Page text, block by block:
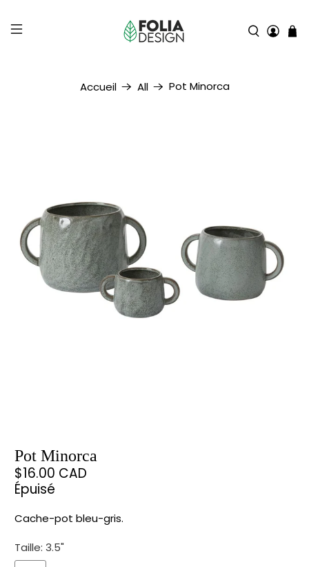
Accueil All Pot Minorca
Pot Minorca
$16.00 CAD
Épuisé
Cache-pot bleu-gris.
Taille:3.5"